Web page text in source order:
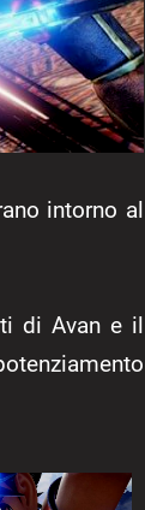
intorno al
di Avan e il